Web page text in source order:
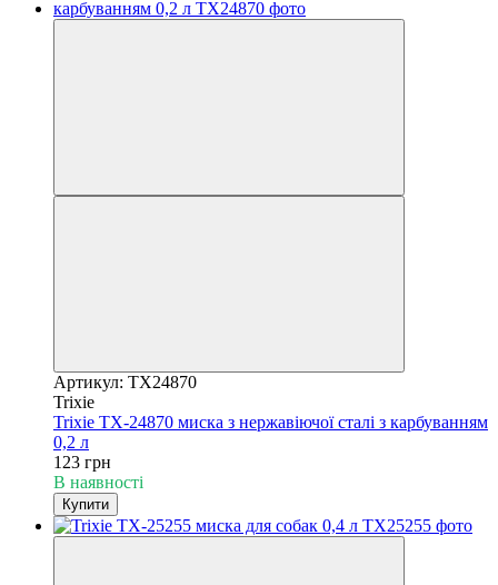
Артикул: TX24870
Trixie
Trixie TX-24870 миска з нержавіючої сталі з карбуванням
0,2 л
123 грн
В наявності
Купити